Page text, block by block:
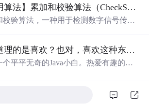
【嵌入式常用算法】累加和校验算法（CheckSum算法）
验算法，一种用于检测数字信号传输
累加和并取反得到校验值，接收方再对
，如果加1后结果为0，则数据传输无
世间最没有道理的是喜欢？也对，喜欢这种东西讲道理做什么 （小康小白）
平平无奇的Java小白。热爱有趣的文
纵使相思， 难相见。 情